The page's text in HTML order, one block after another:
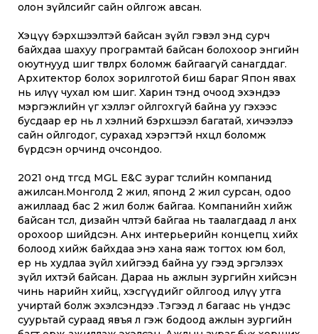
олон зүйлсийг сайн ойлгож авсан.
Хэцүү бэрхшээлтэй байсан зүйл гэвэл энд сурч
байхдаа шахуу програмтай байсан болохоор энгийн
оюутнууд шиг төвлөрөх боломж байгаагүй санагддаг.
Архитектор болох зорилготой биш бараг Япон явах
нь илүү чухал юм шиг. Харин тэнд очоод эхэндээ
мэргэжлийн үг хэллэг ойлгохгүй байна уу гэхээс
бусдаар ер нь л хэлний бэрхшээл багатай, хичээлээ
сайн ойлгодог, сурахад хэрэгтэй нөхцөл боломж
бүрдсэн орчинд очсондоо.
2021 онд төгсөөд MGL E&C зураг төслийн компанид
ажилсан.Монголд 2 жил, японд 2 жил сурсан, одоо
ажиллаад бас 2 жил болж байгаа. Компанийн хийж
байсан төсөл, дизайн чөлөөтэй байгаа нь таалагдаад л анх
орохоор шийдсэн. Анх интерьерийн концепц хийх
болоод хийж байхдаа энэ хана яаж тогтох юм бол,
ер нь худлаа зүйл хийгээд байна уу гээд эргэлзэх
зүйл ихтэй байсан. Дараа нь ажлын зургийн хийсэн
чинь нарийн хийц, хэсгүүдийг ойлгоод илүү утга
учиртай болж эхэлсэндээ .Тэгээд л багаас нь үндэс
суурьтай сураад явъя л гэж бодоод ажлын зургийн